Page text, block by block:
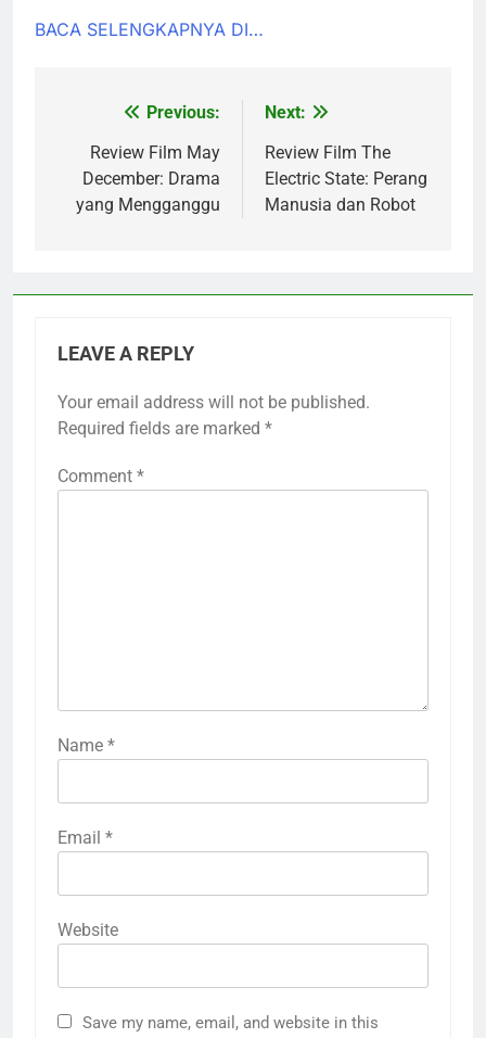
BACA SELENGKAPNYA DI…
navigation
Previous:
Review Film May
December: Drama
yang Mengganggu
Next:
Review Film The
Electric State: Perang
Manusia dan Robot
LEAVE A REPLY
Your email address will not be published.
Required fields are marked *
Comment *
Name *
Email *
Website
Save my name, email, and website in this